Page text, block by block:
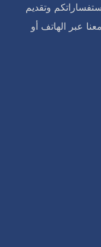
وتقديم
عبر الهاتف أو